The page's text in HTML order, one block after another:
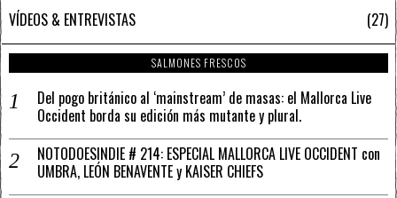
VÍDEOS & ENTREVISTAS
27
SALMONES FRESCOS
Del pogo británico al ‘mainstream’ de masas: el Mallorca Live
Occident borda su edición más mutante y plural.
NOTODOESINDIE # 214: ESPECIAL MALLORCA LIVE OCCIDENT con
UMBRA, LEÓN BENAVENTE y KAISER CHIEFS